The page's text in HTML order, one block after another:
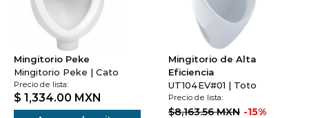
Mingitorio Peke
Mingitorio Peke | Cato
Precio de lista:
$ 1,334.00 MXN
Mingitorio de Alta
Eficiencia
UT104EV#01 | Toto
Precio de lista:
$8,163.56 MXN -15%